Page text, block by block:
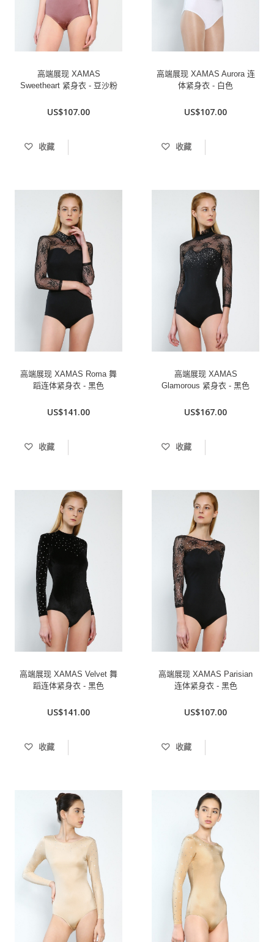
高端展现 XAMAS
Sweetheart 紧身衣 - 豆沙粉
US$107.00
收藏
高端展现 XAMAS Aurora 连
体紧身衣 - 白色
US$107.00
收藏
高端展现 XAMAS Roma 舞
蹈连体紧身衣 - 黑色
US$141.00
收藏
高端展现 XAMAS
Glamorous 紧身衣 - 黑色
US$167.00
收藏
高端展现 XAMAS Velvet 舞
蹈连体紧身衣 - 黑色
US$141.00
收藏
高端展现 XAMAS Parisian
连体紧身衣 - 黑色
US$107.00
收藏